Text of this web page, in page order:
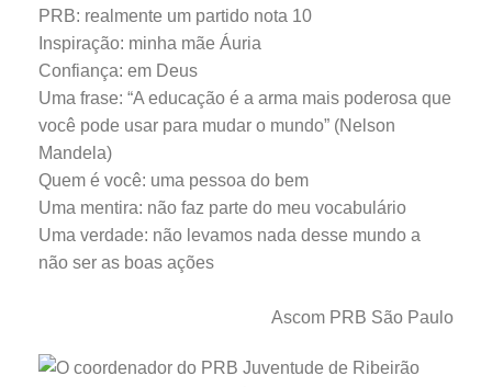
PRB: realmente um partido nota 10
Inspiração: minha mãe Áuria
Confiança: em Deus
Uma frase: “A educação é a arma mais poderosa que
você pode usar para mudar o mundo” (Nelson
Mandela)
Quem é você: uma pessoa do bem
Uma mentira: não faz parte do meu vocabulário
Uma verdade: não levamos nada desse mundo a
não ser as boas ações
Ascom PRB São Paulo